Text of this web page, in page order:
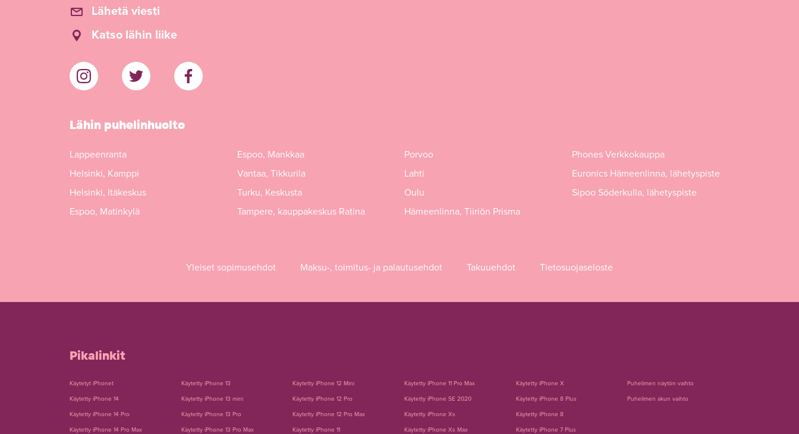
Lähetä viesti
Katso lähin liike
Lähin puhelinhuolto
Lappeenranta
Helsinki, Kamppi
Helsinki, Itäkeskus
Espoo, Matinkylä
Espoo, Mankkaa
Vantaa, Tikkurila
Turku, Keskusta
Tampere, kauppakeskus Ratina
Porvoo
Lahti
Oulu
Hämeenlinna, Tiiriön Prisma
Phones Verkkokauppa
Euronics Hämeenlinna, lähetyspiste
Sipoo Söderkulla, lähetyspiste
Yleiset sopimusehdot Maksu-, toimitus- ja palautusehdot Takuuehdot Tietosuojaseloste
Pikalinkit
Käytetyt iPhonet
Käytetty iPhone 14
Käytetty iPhone 14 Pro
Käytetty iPhone 14 Pro Max
Käytetty iPhone 13
Käytetty iPhone 13 mini
Käytetty iPhone 13 Pro
Käytetty iPhone 13 Pro Max
Käytetty iPhone 12 Mini
Käytetty iPhone 12 Pro
Käytetty iPhone 12 Pro Max
Käytetty iPhone 11
Käytetty iPhone 11 Pro Max
Käytetty iPhone SE 2020
Käytetty iPhone Xs
Käytetty iPhone Xs Max
Käytetty iPhone X
Käytetty iPhone 8 Plus
Käytetty iPhone 8
Käytetty iPhone 7 Plus
Puhelimen näytön vaihto
Puhelimen akun vaihto